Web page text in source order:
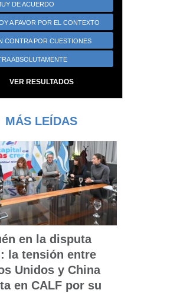
DE ACUERDO
A FAVOR POR EL CONTEXTO
CRÍTICO
CONTRA POR CUESTIONES
ESTRATÉGICAS
ABSOLUTAMENTE
VER RESULTADOS
MÁS LEÍDAS
en la disputa
la tensión entre
Unidos y China
en CALF por su